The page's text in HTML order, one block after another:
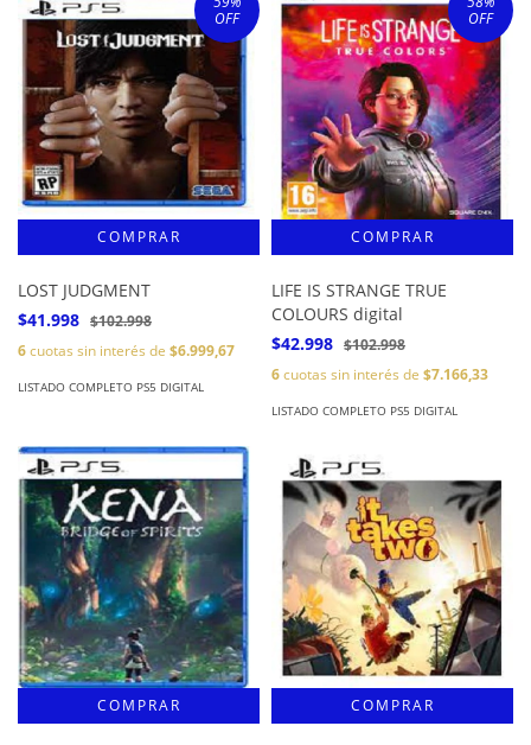
OFF
LOST JUDGMENT
$41.998 $102.998
6cuotas sin interés de $6.999,67
LISTADO COMPLETO PS5 DIGITAL
OFF
LIFE IS STRANGE TRUE
COLOURS digital
$42.998 $102.998
6cuotas sin interés de $7.166,33
LISTADO COMPLETO PS5 DIGITAL